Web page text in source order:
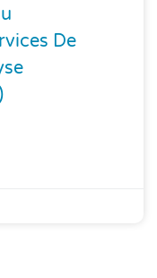
De